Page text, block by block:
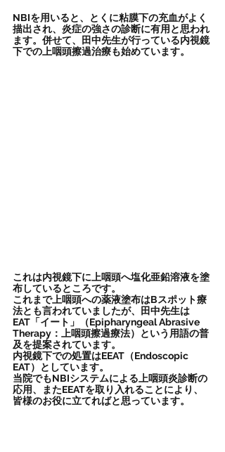
NBIを用いると、とくに粘膜下の充血がよく
描出され、炎症の強さの診断に有用と思われ
ます。併せて、田中先生が行っている内視鏡
下での上咽頭擦過治療も始めています。
これは内視鏡下に上咽頭へ塩化亜鉛溶液を塗
布しているところです。
これまで上咽頭への薬液塗布はBスポット療
法とも言われていましたが、田中先生は
EAT「イート」（Epipharyngeal Abrasive
Therapy：上咽頭擦過療法）という用語の普
及を提案されています。
内視鏡下での処置はEEAT（Endoscopic
EAT）としています。
当院でもNBIシステムによる上咽頭炎診断の
応用、またEEATを取り入れることにより、
皆様のお役に立てればと思っています。